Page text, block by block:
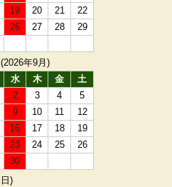
19 20 21
22
26 27 28
29
年9月)
水 木 金
土
2 3 4
5
9 10 11
12
16 17 18
19
23 24 25
26
30
)